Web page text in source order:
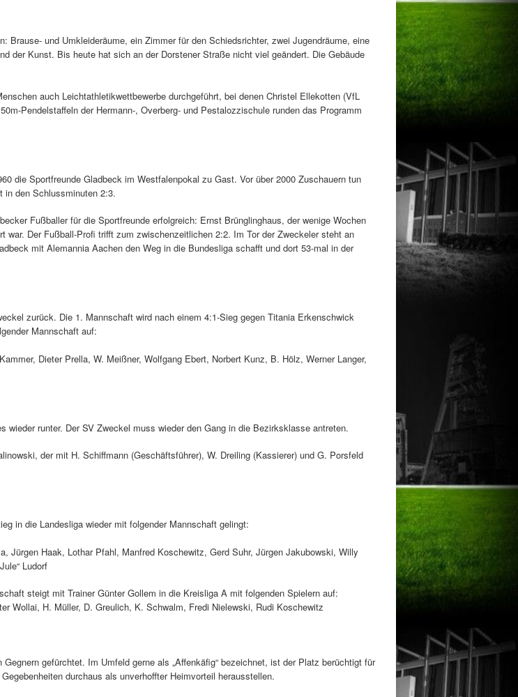
Brause- und Umkleideräume, ein Zimmer für den Schiedsrichter, zwei Jugendräume, eine
der Kunst. Bis heute hat sich an der Dorstener Straße nicht viel geändert. Die Gebäude
auch Leichtathletikwettbewerbe durchgeführt, bei denen Christel Ellekotten (VfL
Pendelstaffeln der Hermann-, Overberg- und Pestalozzischule runden das Programm
die Sportfreunde Gladbeck im Westfalenpokal zu Gast. Vor über 2000 Zuschauern tun
in den Schlussminuten 2:3.
Fußballer für die Sportfreunde erfolgreich: Ernst Brünglinghaus, der wenige Wochen
Der Fußball-Profi trifft zum zwischenzeitlichen 2:2. Im Tor der Zweckeler steht an
mit Alemannia Aachen den Weg in die Bundesliga schafft und dort 53-mal in der
zurück. Die 1. Mannschaft wird nach einem 4:1-Sieg gegen Titania Erkenschwick
Mannschaft auf:
Dieter Prella, W. Meißner, Wolfgang Ebert, Norbert Kunz, B. Hölz, Werner Langer,
runter. Der SV Zweckel muss wieder den Gang in die Bezirksklasse antreten.
der mit H. Schiffmann (Geschäftsführer), W. Dreiling (Kassierer) und G. Porsfeld
in die Landesliga wieder mit folgender Mannschaft gelingt:
Jürgen Haak, Lothar Pfahl, Manfred Koschewitz, Gerd Suhr, Jürgen Jakubowski, Willy
Ludorf
steigt mit Trainer Günter Gollem in die Kreisliga A mit folgenden Spielern auf:
Wollai, H. Müller, D. Greulich, K. Schwalm, Fredi Nielewski, Rudi Koschewitz
gefürchtet. Im Umfeld gerne als „Affenkäfig“ bezeichnet, ist der Platz berüchtigt für
durchaus als unverhoffter Heimvorteil herausstellen.